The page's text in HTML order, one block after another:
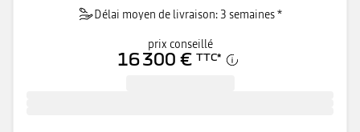
Délai moyen de livraison: 3 semaines *
prix conseillé
16 300 € TTC*